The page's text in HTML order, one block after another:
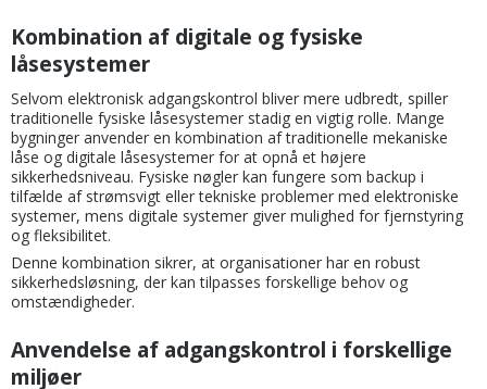
Kombination af digitale og fysiske
låsesystemer
Selvom elektronisk adgangskontrol bliver mere udbredt, spiller
traditionelle fysiske låsesystemer stadig en vigtig rolle. Mange
bygninger anvender en kombination af traditionelle mekaniske
låse og digitale låsesystemer for at opnå et højere
sikkerhedsniveau. Fysiske nøgler kan fungere som backup i
tilfælde af strømsvigt eller tekniske problemer med elektroniske
systemer, mens digitale systemer giver mulighed for fjernstyring
og fleksibilitet.
Denne kombination sikrer, at organisationer har en robust
sikkerhedsløsning, der kan tilpasses forskellige behov og
omstændigheder.
Anvendelse af adgangskontrol i forskellige
miljøer